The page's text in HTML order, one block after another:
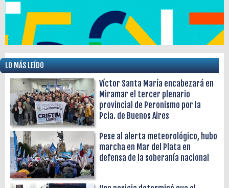
LO MÁS LEÍDO
Víctor Santa María encabezará en
Miramar el tercer plenario
provincial de Peronismo por la
Pcia. de Buenos Aires
Pese al alerta meteorológico, hubo
marcha en Mar del Plata en
defensa de la soberanía nacional